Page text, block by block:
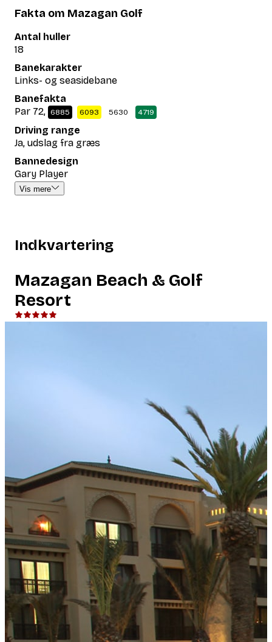
Fakta om Mazagan Golf
Antal huller
18
Banekarakter
Links- og seasidebane
Banefakta
Par 72, 6885 6093 5630 4719
Driving range
Ja, udslag fra græs
Bannedesign
Gary Player
Vis mere
Indkvartering
Mazagan Beach & Golf
Resort